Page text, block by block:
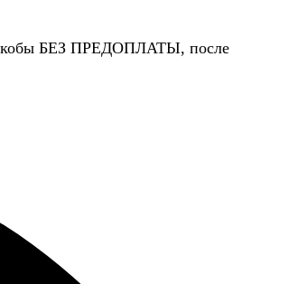
якобы БЕЗ ПРЕДОПЛАТЫ, после